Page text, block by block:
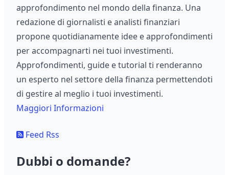
approfondimento nel mondo della finanza. Una
redazione di giornalisti e analisti finanziari
propone quotidianamente idee e approfondimenti
per accompagnarti nei tuoi investimenti.
Approfondimenti, guide e tutorial ti renderanno
un esperto nel settore della finanza permettendoti
di gestire al meglio i tuoi investimenti.
Maggiori Informazioni
Feed Rss
Dubbi o domande?